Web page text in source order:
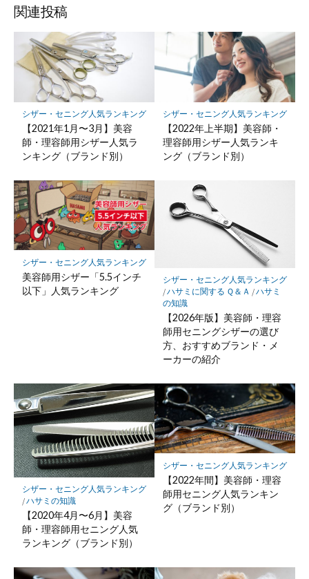
ア
ー
保
存
関連投稿
シザー・セニング人気ランキング
【2021年1月〜3月】美容
師・理容師用シザー人気ラ
ンキング（ブランド別）
シザー・セニング人気ランキング
【2022年上半期】美容師・
理容師用シザー人気ランキ
ング（ブランド別）
シザー・セニング人気ランキング
美容師用シザー「5.5インチ
以下」人気ランキング
シザー・セニング人気ランキング
/ハサミに関する Ｑ＆Ａ /ハサミ
の知識
【2026年版】美容師・理容
師用セニングシザーの選び
方、おすすめブランド・メ
ーカーの紹介
シザー・セニング人気ランキング
/ハサミの知識
【2020年4月〜6月】美容
師・理容師用セニング人気
ランキング（ブランド別）
シザー・セニング人気ランキング
【2022年間】美容師・理容
師用セニング人気ランキン
グ（ブランド別）